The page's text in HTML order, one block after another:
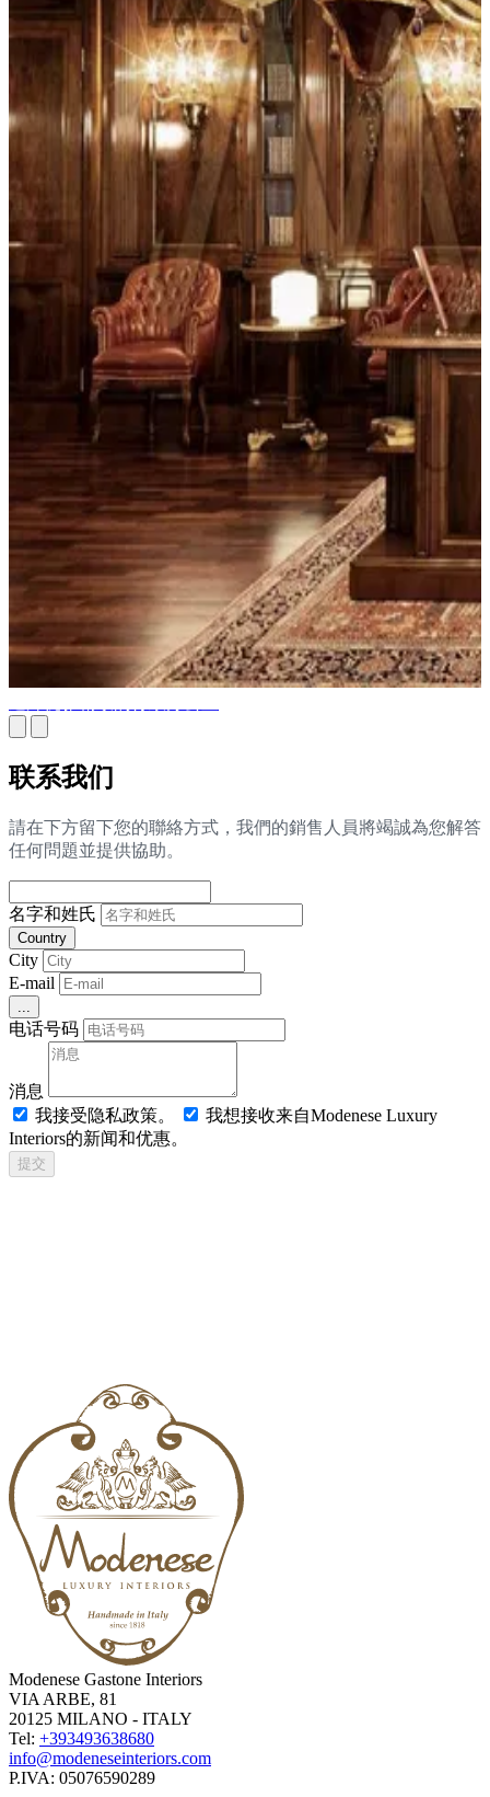
联系我们
請在下方留下您的聯絡方式，我們的銷售人員將竭誠為您解答
任何問題並提供協助。
名字和姓氏
Country
City
E-mail
电话号码
消息
我接受隐私政策。
我想接收来自Modenese Luxury
Interiors的新闻和优惠。
提交
Modenese Gastone Interiors
VIA ARBE, 81
20125 MILANO - ITALY
Tel: +393493638680
info@modeneseinteriors.com
P.IVA: 05076590289